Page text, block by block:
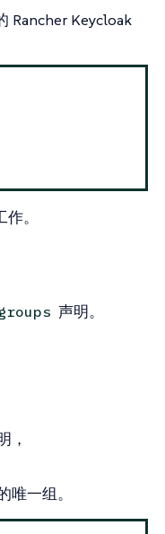
Rancher Keycloak
。
声明。
，
一组。